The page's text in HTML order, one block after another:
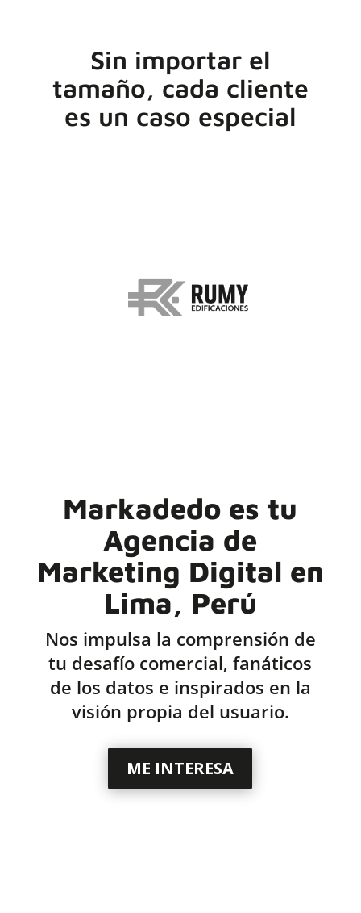
Sin importar el
tamaño, cada cliente
es un caso especial
Markadedo es tu
Agencia de
Marketing Digital en
Lima, Perú
Nos impulsa la comprensión de
tu desafío comercial, fanáticos
de los datos e inspirados en la
visión propia del usuario.
ME INTERESA